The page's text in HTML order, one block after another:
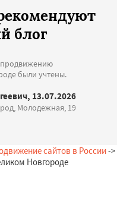
блог
были учтены.
13.07.2026
Молодежная, 19
сайтов в России->
Новгороде